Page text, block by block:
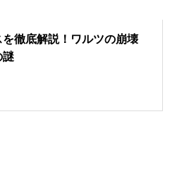
徹底解説！ワルツの崩壊
謎